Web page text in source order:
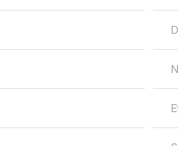
stau la dispozitie!